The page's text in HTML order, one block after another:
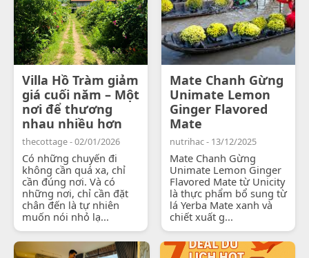
Villa Hồ Tràm giảm
giá cuối năm – Một
nơi để thương
nhau nhiều hơn
thecottage - 02/01/2026
Có những chuyến đi
không cần quá xa, chỉ
cần đúng nơi. Và có
những nơi, chỉ cần đặt
chân đến là tự nhiên
muốn nói nhỏ lạ...
Mate Chanh Gừng
Unimate Lemon
Ginger Flavored
Mate
nutrihac - 13/12/2025
Mate Chanh Gừng
Unimate Lemon Ginger
Flavored Mate từ Unicity
là thực phẩm bổ sung từ
lá Yerba Mate xanh và
chiết xuất g...